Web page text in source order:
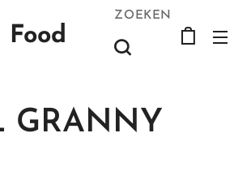
ZOEKEN
GRANNY